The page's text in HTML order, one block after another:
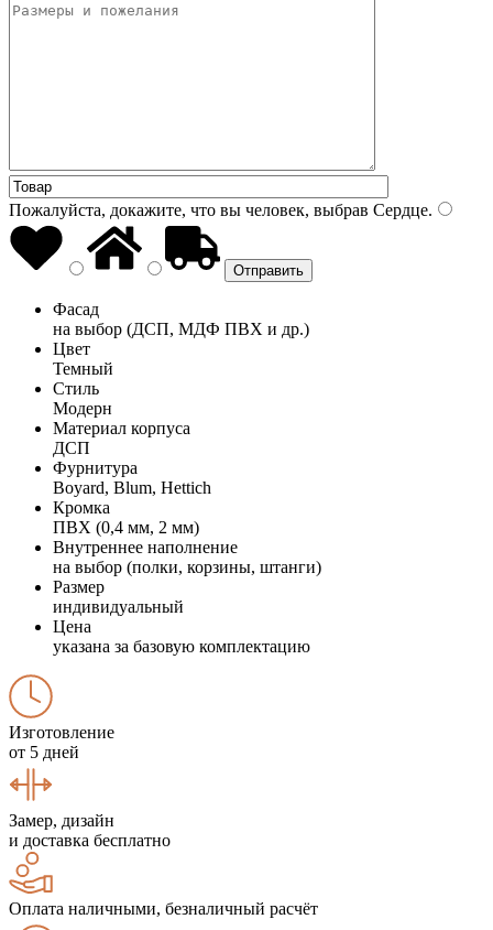
Пожалуйста, докажите, что вы человек, выбрав Сердце.
Фасад
на выбор (ДСП, МДФ ПВХ и др.)
Цвет
Темный
Стиль
Модерн
Материал корпуса
ДСП
Фурнитура
Boyard, Blum, Hettich
Кромка
ПВХ (0,4 мм, 2 мм)
Внутреннее наполнение
на выбор (полки, корзины, штанги)
Размер
индивидуальный
Цена
указана за базовую комплектацию
Изготовление
от 5 дней
Замер, дизайн
и доставка бесплатно
Оплата наличными, безналичный расчёт